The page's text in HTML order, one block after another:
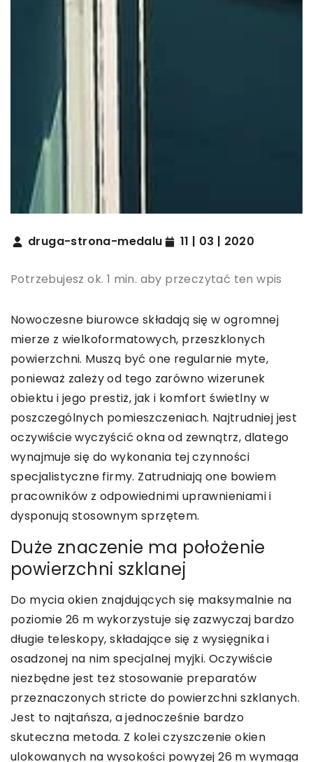
druga-strona-medalu 11 | 03 | 2020
Potrzebujesz ok. 1 min. aby przeczytać ten wpis
Nowoczesne biurowce składają się w ogromnej
mierze z wielkoformatowych, przeszklonych
powierzchni. Muszą być one regularnie myte,
ponieważ zależy od tego zarówno wizerunek
obiektu i jego prestiż, jak i komfort świetlny w
poszczególnych pomieszczeniach. Najtrudniej jest
oczywiście wyczyścić okna od zewnątrz, dlatego
wynajmuje się do wykonania tej czynności
specjalistyczne firmy. Zatrudniają one bowiem
pracowników z odpowiednimi uprawnieniami i
dysponują stosownym sprzętem.
Duże znaczenie ma położenie
powierzchni szklanej
Do mycia okien znajdujących się maksymalnie na
poziomie 26 m wykorzystuje się zazwyczaj bardzo
długie teleskopy, składające się z wysięgnika i
osadzonej na nim specjalnej myjki. Oczywiście
niezbędne jest też stosowanie preparatów
przeznaczonych stricte do powierzchni szklanych.
Jest to najtańsza, a jednocześnie bardzo
skuteczna metoda. Z kolei czyszczenie okien
ulokowanych na wysokości powyżej 26 m wymaga